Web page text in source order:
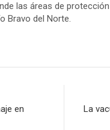
las áreas de
Bravo del Norte.
en
La